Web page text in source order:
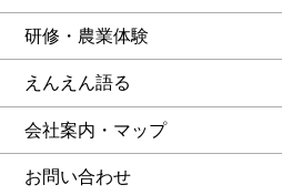
研修・農業体験
えんえん語る
会社案内・マップ
お問い合わせ